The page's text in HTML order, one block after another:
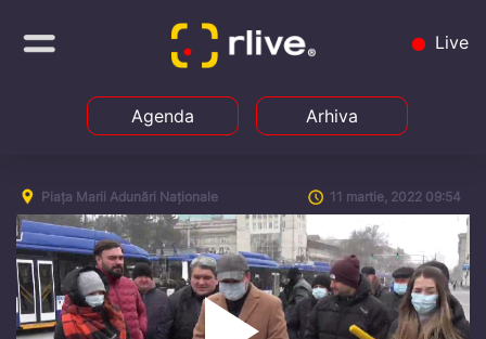
Live
Agenda Arhiva
Piața Marii Adunări Naționale 11 martie, 2022 09:54